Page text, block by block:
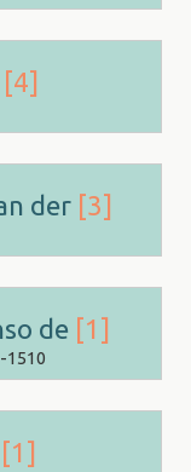
[4]
der [3]
de [1]
1510
[1]